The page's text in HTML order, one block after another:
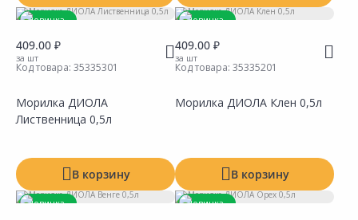
Новинка
409.00 ₽
за шт
Код товара: 35335301
Морилка ДИОЛА
Лиственница 0,5л
В корзину
Новинка
409.00 ₽
за шт
Код товара: 35335201
Морилка ДИОЛА Клен 0,5л
В корзину
Новинка Новинка